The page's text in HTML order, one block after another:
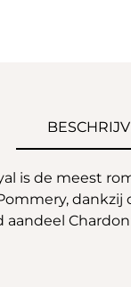
is de meest